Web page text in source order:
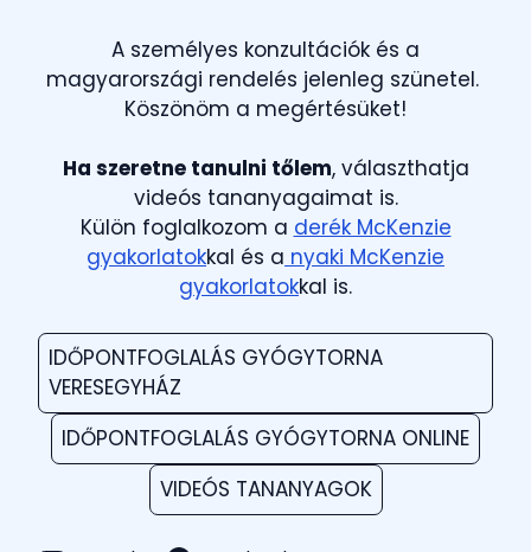
A személyes konzultációk és a
magyarországi rendelés jelenleg szünetel.
Köszönöm a megértésüket!
Ha szeretne tanulni tőlem, választhatja
videós tananyagaimat is.
Külön foglalkozom a derék McKenzie
gyakorlatokkal és a nyaki McKenzie
gyakorlatokkal is.
IDŐPONTFOGLALÁS GYÓGYTORNA
VERESEGYHÁZ
IDŐPONTFOGLALÁS GYÓGYTORNA ONLINE
VIDEÓS TANANYAGOK